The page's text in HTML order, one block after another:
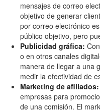
mensajes de correo
objetivo de generar
por correo electrónico
público objetivo, pero
Publicidad gráfica:
o en otros canales
manera de llegar a una
medir la efectividad de
Marketing de afiliados:
empresas para
de una comisión. El